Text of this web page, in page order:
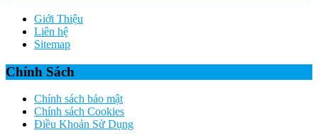
Giới Thiệu
Liên hệ
Sitemap
Chính Sách
Chính sách bảo mật
Chính sách Cookies
Điều Khoản Sử Dụng